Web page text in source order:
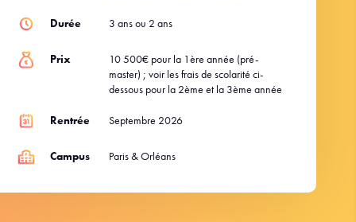
Durée 3 ans ou 2 ans
Prix
10 500€ pour la 1ère année (pré-
master) ; voir les frais de scolarité ci-
dessous pour la 2ème et la 3ème année
Rentrée Septembre 2026
Campus Paris & Orléans